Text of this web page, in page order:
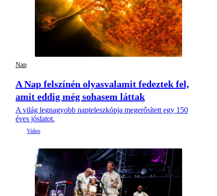
Nap
A Nap felszínén olyasvalamit fedeztek fel,
amit eddig még sohasem láttak
A világ legnagyobb napteleszkópja megerősített egy 150
éves jóslatot.